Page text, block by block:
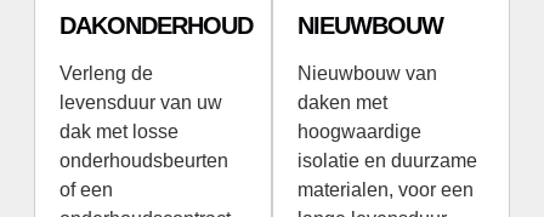
DAKONDERHOUD
Verleng de
levensduur van uw
dak met losse
onderhoudsbeurten
of een
NIEUWBOUW
Nieuwbouw van
daken met
hoogwaardige
isolatie en duurzame
materialen, voor een